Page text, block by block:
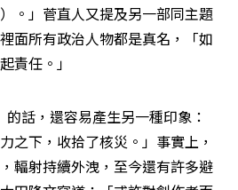
。」菅直人又提及另一部同主題
面所有政治人物都是真名，「如
責任。」
話，還容易產生另一種印象：
之下，收拾了核災。」事實上，
輻射持續外洩，至今還有許多避